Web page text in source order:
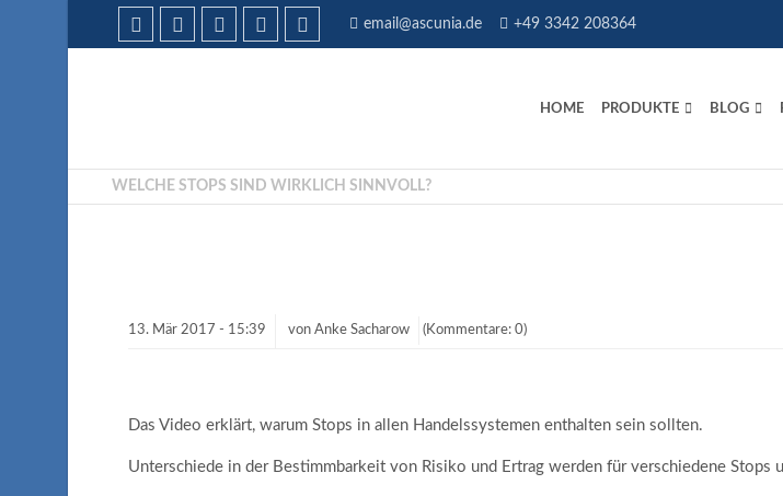
email@ascunia.de +49 3342 208364
HOME PRODUKTE BLOG
WELCHE STOPS SIND WIRKLICH SINNVOLL?
13. Mär 2017 - 15:39 von Anke Sacharow (Kommentare: 0)
Das Video erklärt, warum Stops in allen Handelssystemen enthalten sein sollten.
Unterschiede in der Bestimmbarkeit von Risiko und Ertrag werden für verschiedene Stops